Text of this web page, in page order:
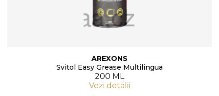
AREXONS
Svitol Easy Grease Multilingua
200 ML
Vezi detalii